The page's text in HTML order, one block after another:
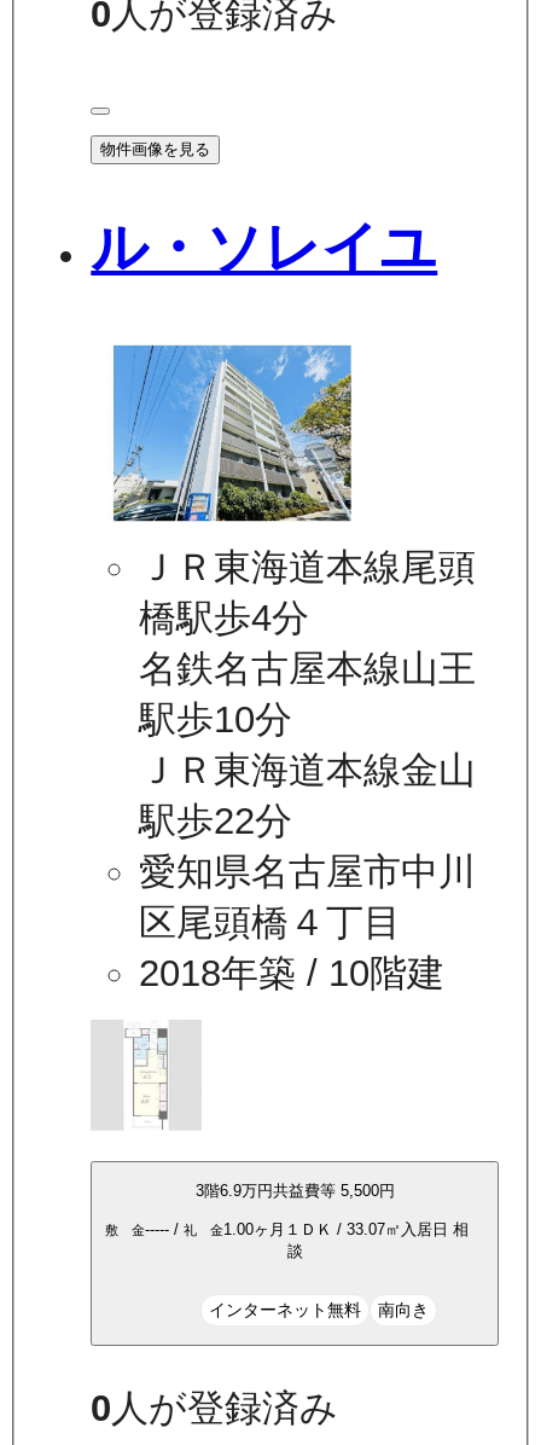
0 人が登録済み
物件画像を見る
ル・ソレイユ
ＪＲ東海道本線尾頭
橋駅歩4分
名鉄名古屋本線山王
駅歩10分
ＪＲ東海道本線金山
駅歩22分
愛知県名古屋市中川
区尾頭橋４丁目
2018年築 / 10階建
3階6.9万円共益費等 5,500円
敷 金----- / 礼 金1.00ヶ月 １ＤＫ / 33.07㎡ 入居日 相
談
インターネット無料 南向き
0人が登録済み